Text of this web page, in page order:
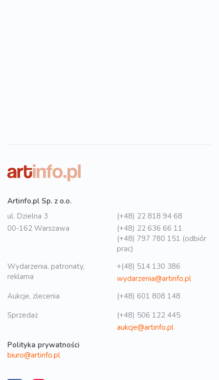
Artinfo.pl Sp. z o.o.
ul. Dzielna 3
00-162 Warszawa
(+48) 22 818 94 68
(+48) 22 636 66 11
(+48) 797 780 151 (odbiór
prac)
Wydarzenia, patronaty,
reklama
+(48) 514 130 386
wydarzenia@artinfo.pl
Aukcje, zlecenia
(+48) 601 808 148
Sprzedaż
(+48) 506 122 445
aukcje@artinfo.pl
Polityka prywatności
biuro@artinfo.pl